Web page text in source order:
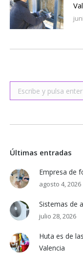
Buscar:
Últimas entradas
Empresa de
agosto 4, 2026
Sistemas de
julio 28, 2026
Huta es de
Valencia